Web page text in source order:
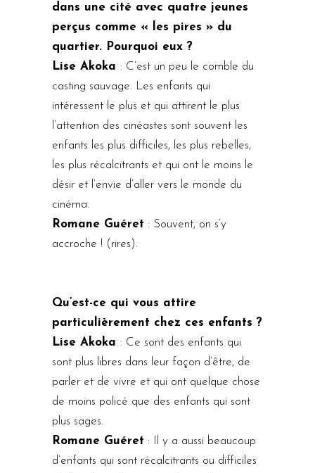
dans une cité avec quatre jeunes
perçus comme « les pires » du
quartier. Pourquoi eux ?
Lise Akoka : C’est un peu le comble du
casting sauvage. Les enfants qui
intéressent le plus et qui attirent le plus
l’attention des cinéastes sont souvent les
enfants les plus difficiles, les plus rebelles,
les plus récalcitrants et qui ont le moins le
désir et l’envie d’aller vers le monde du
cinéma.
Romane Guéret : Souvent, on s’y
accroche ! (rires).
Qu’est-ce qui vous attire
particulièrement chez ces enfants ?
Lise Akoka : Ce sont des enfants qui
sont plus libres dans leur façon d’être, de
parler et de vivre et qui ont quelque chose
de moins policé que des enfants qui sont
plus sages.
Romane Guéret : Il y a aussi beaucoup
d’enfants qui sont récalcitrants ou difficiles